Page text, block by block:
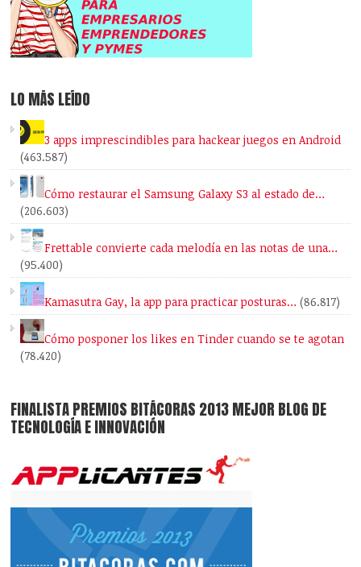
LO MÁS LEÍDO
3 apps imprescindibles para hackear juegos en Android
(463.587)
Cómo restaurar el Samsung Galaxy S3 al estado de…
(206.603)
Frettable convierte cada melodía en las notas de una…
(95.400)
Kamasutra Gay, la app para practicar posturas… (86.817)
Cómo posponer los likes en Tinder cuando se te agotan
(78.420)
FINALISTA PREMIOS BITÁCORAS 2013 MEJOR BLOG DE
TECNOLOGÍA E INNOVACIÓN